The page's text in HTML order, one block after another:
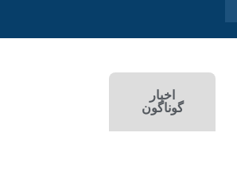
اخبار
گوناگون